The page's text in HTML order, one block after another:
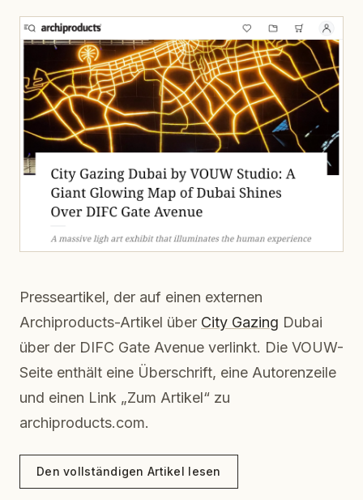
Presseartikel, der auf einen externen
Archiproducts-Artikel über City Gazing Dubai
über der DIFC Gate Avenue verlinkt. Die VOUW-
Seite enthält eine Überschrift, eine Autorenzeile
und einen Link „Zum Artikel“ zu
archiproducts.com.
Den vollständigen Artikel lesen